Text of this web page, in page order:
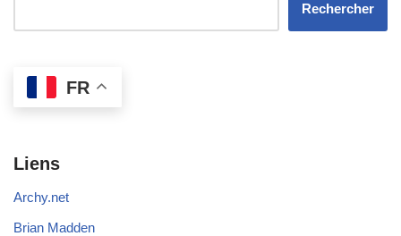
Rechercher
FR
Liens
Archy.net
Brian Madden